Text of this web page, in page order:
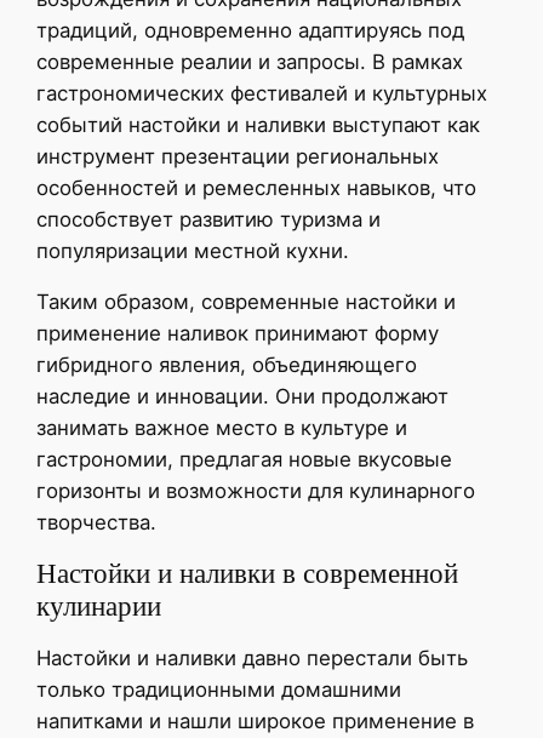
традиций, одновременно адаптируясь под
современные реалии и запросы. В рамках
гастрономических фестивалей и культурных
событий настойки и наливки выступают как
инструмент презентации региональных
особенностей и ремесленных навыков, что
способствует развитию туризма и
популяризации местной кухни.
Таким образом, современные настойки и
применение наливок принимают форму
гибридного явления, объединяющего
наследие и инновации. Они продолжают
занимать важное место в культуре и
гастрономии, предлагая новые вкусовые
горизонты и возможности для кулинарного
творчества.
Настойки и наливки в современной
кулинарии
Настойки и наливки давно перестали быть
только традиционными домашними
напитками и нашли широкое применение в